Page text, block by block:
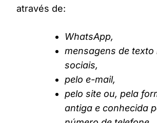
através de:
WhatsApp,
mensagens de texto
sociais,
pelo e-mail,
pelo site ou, pela
antiga e conhecida